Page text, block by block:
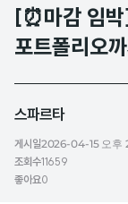
[⏰마감 임
포트폴리오
스파르타
게시일2026-04-15 오후
조회수11659
좋아요0